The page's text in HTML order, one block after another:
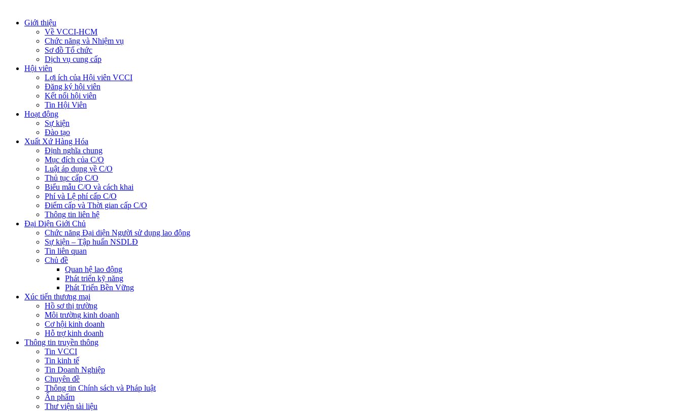
Giới thiệu
Về VCCI-HCM
Chức năng và Nhiệm vụ
Sơ đồ Tổ chức
Dịch vụ cung cấp
Hội viên
Lợi ích của Hội viên VCCI
Đăng ký hội viên
Kết nối hội viên
Tin Hội Viên
Hoạt động
Sự kiện
Đào tạo
Xuất Xứ Hàng Hóa
Định nghĩa chung
Mục đích của C/O
Luật áp dụng về C/O
Thủ tục cấp C/O
Biểu mẫu C/O và cách khai
Phí và Lệ phí cấp C/O
Điểm cấp và Thời gian cấp C/O
Thông tin liên hệ
Đại Diện Giới Chủ
Chức năng Đại diện Người sử dụng lao động
Sự kiện – Tập huấn NSDLĐ
Tin liên quan
Chủ đề
Quan hệ lao động
Phát triển kỹ năng
Phát Triển Bền Vững
Xúc tiến thương mại
Hồ sơ thị trường
Môi trường kinh doanh
Cơ hội kinh doanh
Hỗ trợ kinh doanh
Thông tin truyền thông
Tin VCCI
Tin kinh tế
Tin Doanh Nghiệp
Chuyên đề
Thông tin Chính sách và Pháp luật
Ấn phẩm
Thư viện tài liệu